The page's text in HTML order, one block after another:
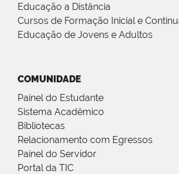
Educação a Distância
Cursos de Formação Inicial e
Educação de Jovens e Adultos
COMUNIDADE
Painel do Estudante
Sistema Acadêmico
Bibliotecas
Relacionamento com Egressos
Painel do Servidor
Portal da TIC